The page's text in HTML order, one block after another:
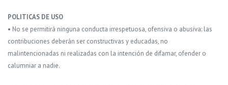
POLITICAS DE USO
• No se permitirá ninguna conducta irrespetuosa, ofensiva o abusiva: las
contribuciones deberán ser constructivas y educadas, no
malintencionadas ni realizadas con la intención de difamar, ofender o
calumniar a nadie.